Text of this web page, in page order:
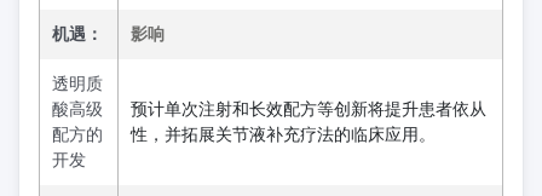
机遇： 影响
透明质
酸高级
配方的
开发
预计单次注射和长效配方等创新将提升患者依从
性，并拓展关节液补充疗法的临床应用。